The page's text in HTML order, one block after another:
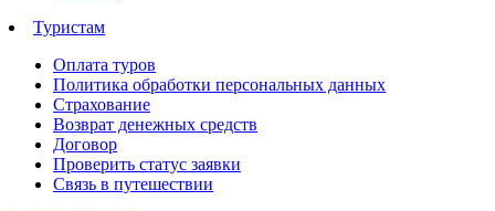
Туристам
Оплата туров
Политика обработки персональных данных
Страхование
Возврат денежных средств
Договор
Проверить статус заявки
Связь в путешествии